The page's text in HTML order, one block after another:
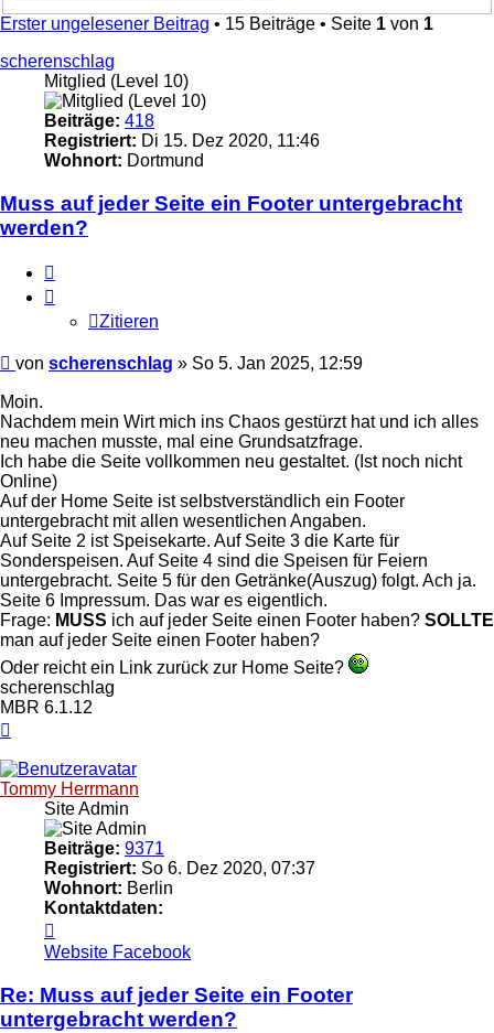
Erster ungelesener Beitrag • 15 Beiträge • Seite 1 von 1
scherenschlag
Mitglied (Level 10)
Beiträge: 418
Registriert: Di 15. Dez 2020, 11:46
Wohnort: Dortmund
Muss auf jeder Seite ein Footer untergebracht
werden?
Zitieren
Ungelesener
von scherenschlag » So 5. Jan 2025, 12:59
Moin.
Nachdem mein Wirt mich ins Chaos gestürzt hat und ich alles
neu machen musste, mal eine Grundsatzfrage.
Ich habe die Seite vollkommen neu gestaltet. (Ist noch nicht
Online)
Auf der Home Seite ist selbstverständlich ein Footer
untergebracht mit allen wesentlichen Angaben.
Auf Seite 2 ist Speisekarte. Auf Seite 3 die Karte für
Sonderspeisen. Auf Seite 4 sind die Speisen für Feiern
untergebracht. Seite 5 für den Getränke(Auszug) folgt. Ach ja.
Seite 6 Impressum. Das war es eigentlich.
Frage: MUSS ich auf jeder Seite einen Footer haben? SOLLTE
man auf jeder Seite einen Footer haben?
Oder reicht ein Link zurück zur Home Seite?
scherenschlag
MBR 6.1.12
Tommy Herrmann
Site Admin
Beiträge: 9371
Registriert: So 6. Dez 2020, 07:37
Wohnort: Berlin
Kontaktdaten:
von
Tommy
Herrmann
Website Facebook
Re: Muss auf jeder Seite ein Footer
untergebracht werden?